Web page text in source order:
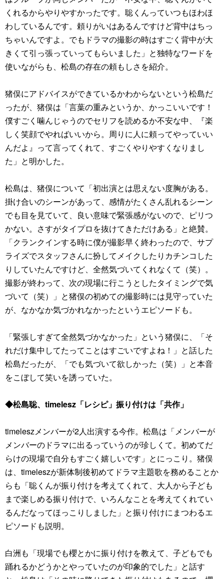
くれるからやりやすかったです。聡くんっていつもほわほ
わしているんです。頼りがいはあるんですけど背中はちっ
ちゃいんですよ。でもドラマの撮影の時はすごく背中が大
きくて引っ張っていってもらいました」と独特なワードを
使いながらも、松島の存在の頼もしさを紹介。
猪俣にアドバイスができているかわからないという松島だ
ったが、猪俣は「言葉の重みというか、かっこいいです！
僕すごく噛んじゃうのでセリフを読めるか不安な中、『楽
しく笑顔でやればいいから。周りに人に頼ってやっていい
んだよ』って言ってくれて、すごくやりやすくなりまし
た」と明かした。
松島は、猪俣について「初出演とは思えない度胸がある。
掛け合いのシーンがあって、感情がたくさん乱れるシーン
でも目を見ていて、良い意味で緊張感がないので、ピリつ
かない。さすがタイプロを抜けてきただけある」と絶賛。
「クランクインする時に僕が撮影早く終わったので、サプ
ライズでスタッフさんに扮してメイクしたりカチンコした
りしていたんですけど、全然気づいてくれなくて（笑）。
撮影が終わって、次の現場に行こうとしたタイミングで気
づいて（笑）」と猪俣の初めての撮影時には見守っていた
が、なかなか気づかれなかったというエピソードも。
「緊張しすぎて全然気づかなかった」という猪俣に、「そ
れだけ集中してたってことはすごいですよね！」と話した
松島だったが、「でも気づいて欲しかった（笑）」と本音
をこぼして笑いを誘っていた。
◆松島聡、timelesz「レシピ」振り付けは「共作」
timeleszメンバーが2人出演する今作。松島は「メンバーが
メンバーのドラマに出るっていうのが珍しくて。初めてだ
らけの現場で自分もすごく嬉しいです」とにっこり。猪俣
は、timeleszが新体制後初めてドラマ主題歌を務めることか
らも「聡くんが振り付けを考えてくれて、大人から子ども
まで楽しめる振り付けで、いろんなことを考えてくれてい
るんだなってほっこりしました」と振り付けにまつわるエ
ピソードも説明。
白洲も「現場でも櫻とかに振り付けを教えて、子どもでも
踊れるかどうかとやっていたのが印象的でした」と話す